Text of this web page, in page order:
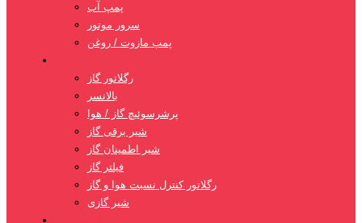
پمپ آب
سرور موتور
پمپ مازوت / روغن
رگلاتور گاز
بالانسر
پرشرسوئیچ گاز / هوا
شیر برقی گاز
شیر اطمینان گاز
فیلتر گاز
رگلاتور کنترل نسبت هوا و گاز
شیر گازی